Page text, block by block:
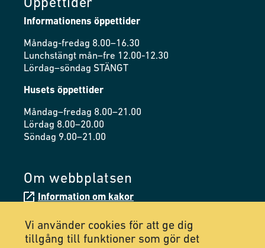
Öppettider
Informationens öppettider
Måndag-fredag 8.00–16.30
Lunchstängt mån–fre 12.00-12.30
Lördag–söndag STÄNGT
Husets öppettider
Måndag–fredag 8.00–21.00
Lördag 8.00–20.00
Söndag 9.00–21.00
Om webbplatsen
Information om kakor
Tillgänglighetsredogörelse
Vi använder cookies för att ge dig
tillgång till funktioner som gör det